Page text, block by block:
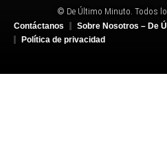
© De Último Minuto. Todos
Contáctanos
Sobre Nosotros – De
Política de privacidad